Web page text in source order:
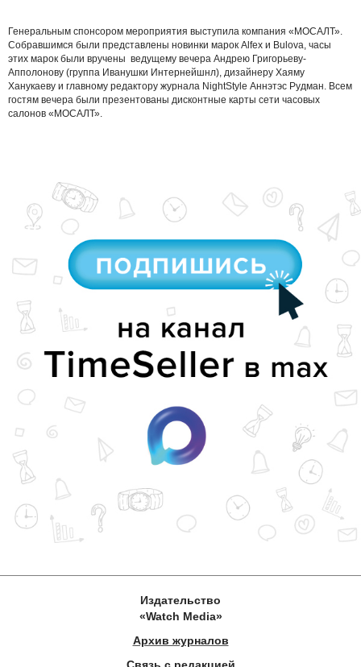
Генеральным спонсором мероприятия выступила компания «МОСАЛТ».
Собравшимся были представлены новинки марок Alfex и Bulova, часы
этих марок были вручены ведущему вечера Андрею Григорьеву-
Апполонову (группа Иванушки Интернейшнл), дизайнеру Хаяму
Ханукаеву и главному редактору журнала NightStyle Аннэтэс Рудман. Всем
гостям вечера были презентованы дисконтные карты сети часовых
салонов «МОСАЛТ».
Издательство
«Watch Media»
Архив журналов